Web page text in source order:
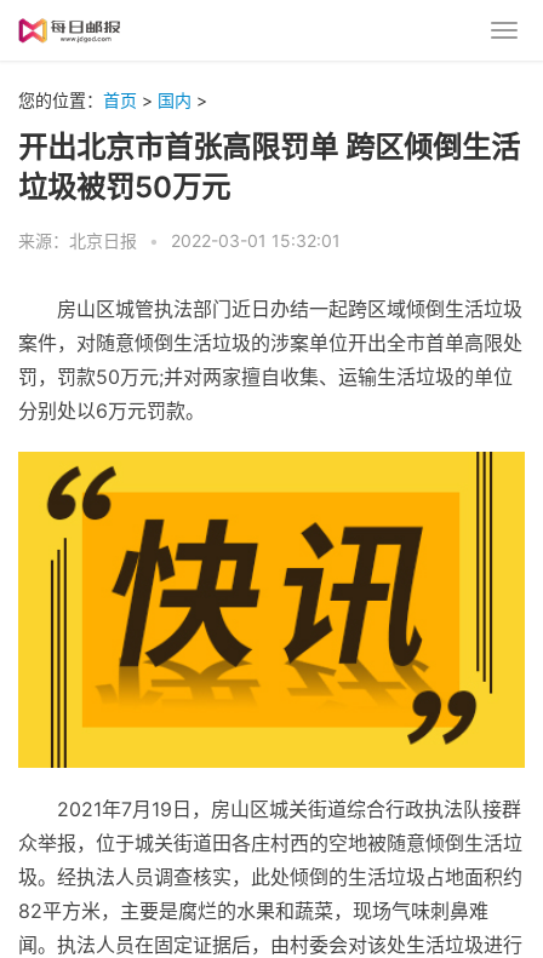
您的位置： 首页 > 国内 >
开出北京市首张高限罚单 跨区倾倒生活
垃圾被罚50万元
来源：北京日报 • 2022-03-01 15:32:01
房山区城管执法部门近 日办结一起跨区域倾倒生活垃圾
案件，对随意倾倒生活垃圾的涉案单位开出全市首单高限处
罚，罚款50万元;并对两家擅自收集、运输生活垃圾的单位
分别处以6万元罚款。
2021年7月19日，房山区城关街道综合行政执法队接群
众举报，位于城关街道田各庄村西的空地被随意倾倒生活垃
圾。经执法人员调查核实，此处倾倒的生活垃圾占地面积约
82平方米，主要是腐烂的水果和蔬菜，现场气味刺鼻难
闻。执法人员在固定证据后，由村委会对该处生活垃圾进行